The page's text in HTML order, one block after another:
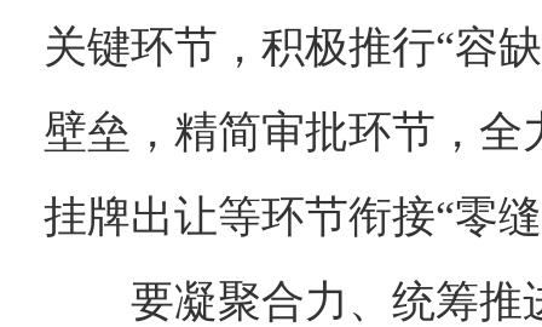
关键环节，积极推行“容
壁垒，精简审批环节，
挂牌出让等环节衔接“零
要凝聚合力、统筹推